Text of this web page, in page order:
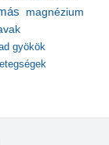
magnézium
gyökök